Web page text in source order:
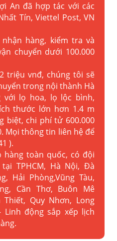
An đã hợp tác với các
Tín, Viettel Post, VN
hàng, kiểm tra và
chuyển dưới 100.000
triệu vnđ, chúng tôi sẽ
trong nội thành Hà
với lọ hoa, lọ lộc bình,
thước lớn hơn 1.4 m
biệt, chi phí tử 600.000
Mọi thông tin liên hệ để
).
hàng toàn quốc, có đội
TPHCM, Hà Nội, Đà
Hải Phòng,Vũng Tàu,
Cần Thơ, Buôn Mê
Quy Nhơn, Long
Linh động sắp xếp lịch